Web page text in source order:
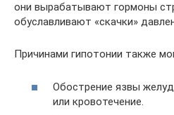
они вырабатывают гормоны
обуславливают «скачки»
Причинами гипотонии также
Обострение язвы
или кровотечение.